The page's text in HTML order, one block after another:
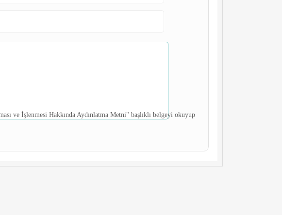
ve İşlenmesi Hakkında Aydınlatma Metni" başlıklı belgeyi okuyup